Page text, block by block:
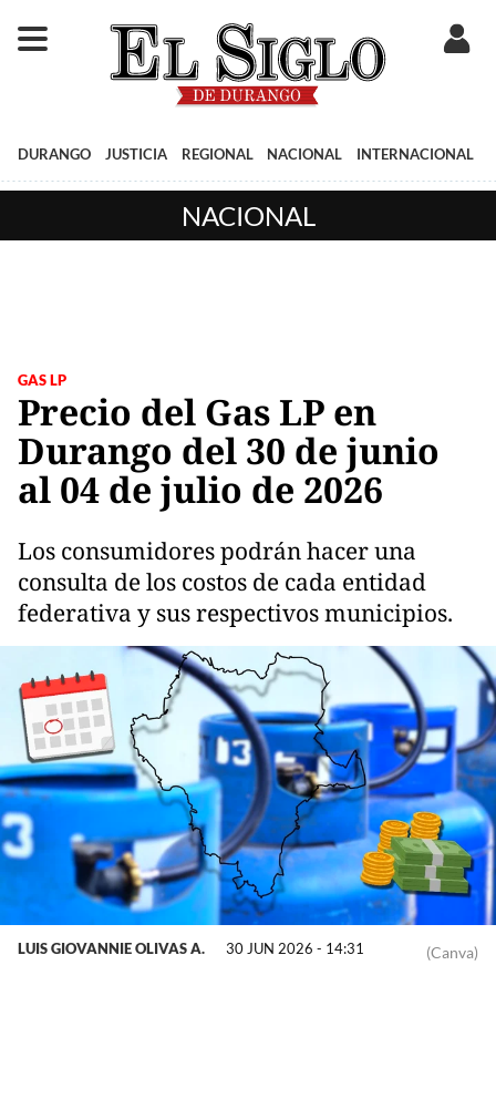
DURANGO JUSTICIA REGIONAL NACIONAL INTERNACIONAL
NACIONAL
GAS LP
Precio del Gas LP en
Durango del 30 de junio
al 04 de julio de 2026
Los consumidores podrán hacer una
consulta de los costos de cada entidad
federativa y sus respectivos municipios.
(Canva)
LUIS GIOVANNIE OLIVAS A. 30 JUN 2026 - 14:31